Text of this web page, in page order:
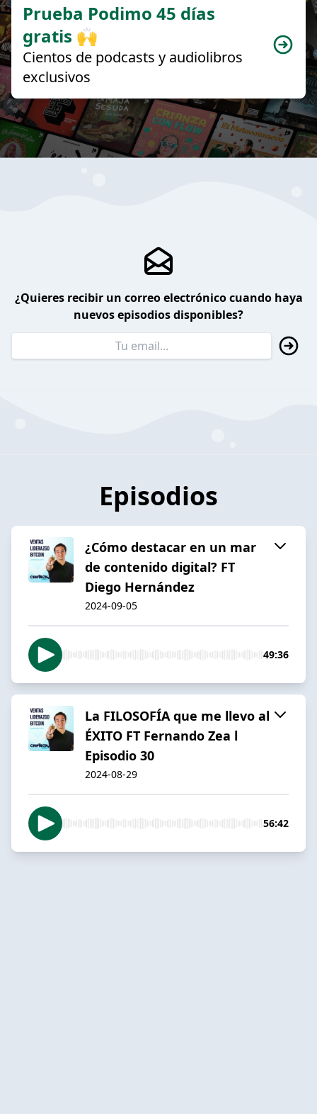
Prueba Podimo 45 días
gratis 🙌
Cientos de podcasts y audiolibros
exclusivos
¿Quieres recibir un correo electrónico cuando haya
nuevos episodios disponibles?
Episodios
¿Cómo destacar en un mar
de contenido digital? FT
Diego Hernández
2024-09-05
49:36
La FILOSOFÍA que me llevo al
ÉXITO FT Fernando Zea l
Episodio 30
2024-08-29
56:42